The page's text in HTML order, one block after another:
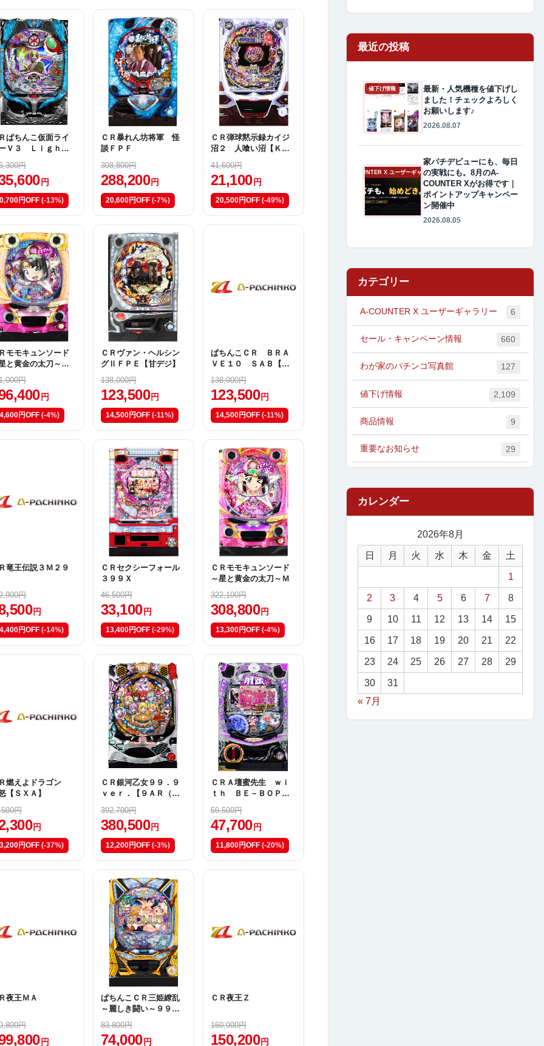
ぱちんこ仮面ライ
Ｖ３ Ｌｉｇｈｔ
デジ）】
円
円
円OFF (-13%)
ＣＲ暴れん坊将軍 怪
談ＦＰＦ
308,800円
288,200 円
20,600円OFF (-7%)
ＣＲ弾球黙示録カイジ
沼２ 人喰い沼【ＫＸ
41,600円
21,100 円
20,500円OFF (-49%)
モモキュンソード
と黄金の太刀～Ｇ
円
円
円OFF (-4%)
ＣＲヴァン・ヘルシン
グⅡＦＰＥ【甘デジ】
138,000円
123,500 円
14,500円OFF (-11%)
ぱちんこＣＲ ＢＲＡ
ＶＥ１０ ＳＡＢ【甘
138,000円
123,500 円
14,500円OFF (-11%)
竜王伝説３Ｍ２９
円
円
円OFF (-14%)
ＣＲセクシーフォール
３９９Ｘ
46,500円
33,100 円
13,400円OFF (-29%)
ＣＲモモキュンソード
～星と黄金の太刀～Ｍ
322,100円
308,800 円
13,300円OFF (-4%)
燃えよドラゴン
【ＳＸＡ】
円
円
円OFF (-37%)
ＣＲ銀河乙女９９．９
ｖｅｒ．【９ＡＲ（甘
392,700円
380,500 円
12,200円OFF (-3%)
ＣＲＡ壇蜜先生 ｗｉ
ｔｈ ＢＥ－ＢＯＰ
ジ）】
59,500円
47,700 円
11,800円OFF (-20%)
夜王ＭＡ
円
円
ぱちんこＣＲ三姫繚乱
～麗しき闘い～９９ｔ
１（甘デジ）】
83,800円
74,000 円
ＣＲ夜王Ｚ
160,000円
150,200 円
最近の投稿
値下げ情報
最新・人気機種を値下げし
ました！チェックよろしく
お願いします♪
2026.08.07
A-COUNTER X ユーザーギャラリー
家パチデビューにも、毎日
の実戦にも。8月のA-
COUNTER Xがお得です｜
ポイントアップキャンペー
ン開催中
2026.08.05
カテゴリー
A-COUNTER X ユーザーギャラリー 6
セール・キャンペーン情報 660
わが家のパチンコ写真館 127
値下げ情報 2,109
商品情報 9
重要なお知らせ 29
2026年8月
日 月 火 水 木 金 土
1
2 3 4 5 6 7 8
9 10 11 12 13 14 15
16 17 18 19 20 21 22
23 24 25 26 27 28 29
30
31
« 7月